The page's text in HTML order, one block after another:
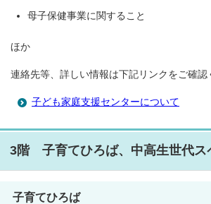
母子保健事業に関すること
ほか
連絡先等、詳しい情報は下記リンクをご確認
子ども家庭支援センターについて
3階 子育てひろば、中高生世代ス
子育てひろば